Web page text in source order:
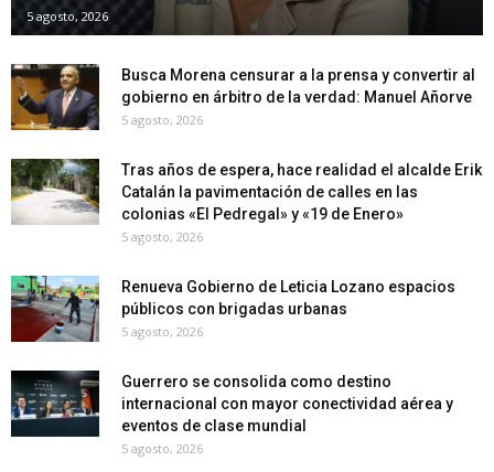
5 agosto, 2026
Busca Morena censurar a la prensa y convertir al
gobierno en árbitro de la verdad: Manuel Añorve
5 agosto, 2026
Tras años de espera, hace realidad el alcalde Erik
Catalán la pavimentación de calles en las
colonias «El Pedregal» y «19 de Enero»
5 agosto, 2026
Renueva Gobierno de Leticia Lozano espacios
públicos con brigadas urbanas
5 agosto, 2026
Guerrero se consolida como destino
internacional con mayor conectividad aérea y
eventos de clase mundial
5 agosto, 2026